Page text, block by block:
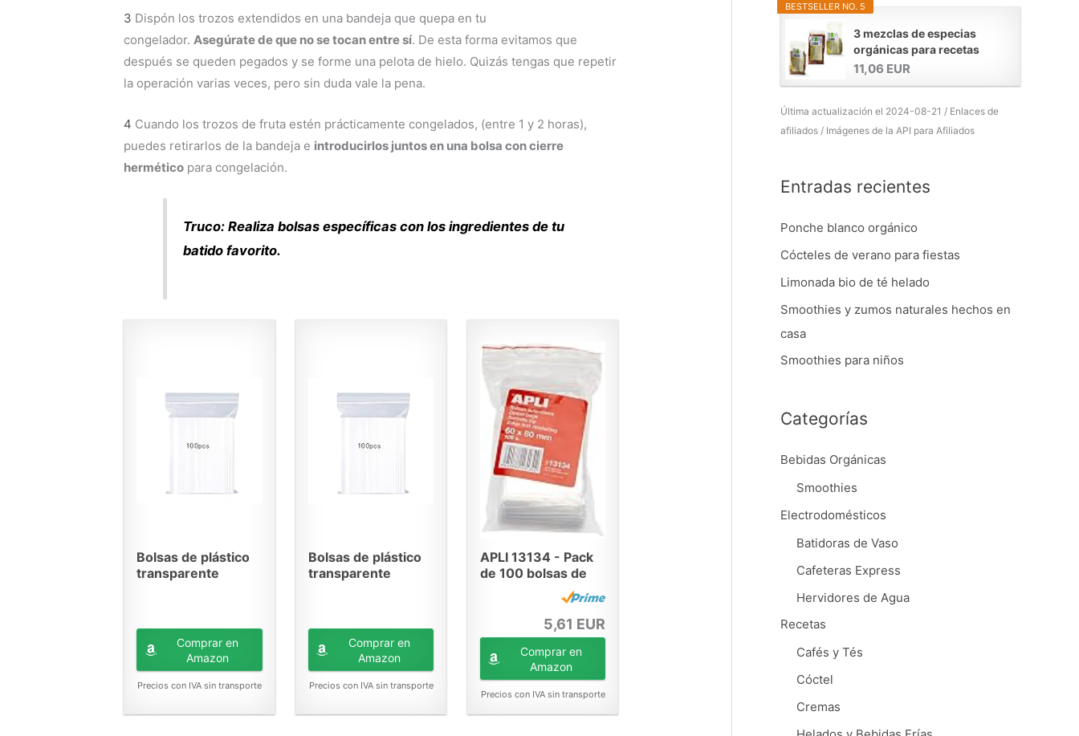
3 Dispón los trozos extendidos en una bandeja que quepa en tu
congelador. Asegúrate de que no se tocan entre sí. De esta forma evitamos que
después se queden pegados y se forme una pelota de hielo. Quizás tengas que repetir
la operación varias veces, pero sin duda vale la pena.
4 Cuando los trozos de fruta estén prácticamente congelados, (entre 1 y 2 horas),
puedes retirarlos de la bandeja e introducirlos juntos en una bolsa con cierre
herméticopara congelación.
Truco: Realiza bolsas específicas con los ingredientes de tu
batido favorito.
Bolsas de plástico
transparente
Comprar en
Amazon
Precios con IVA sin transporte
Bolsas de plástico
transparente
Comprar en
Amazon
Precios con IVA sin transporte
APLI 13134 - Pack
de 100 bolsas de
5,61 EUR
Comprar en
Amazon
Precios con IVA sin transporte
BESTSELLER NO. 5
3 mezclas de especias
orgánicas para recetas
11,06 EUR
Última actualización el 2024-08-21 / Enlaces de
afiliados / Imágenes de la API para Afiliados
Entradas recientes
Ponche blanco orgánico
Cócteles de verano para fiestas
Limonada bio de té helado
Smoothies y zumos naturales hechos en
casa
Smoothies para niños
Categorías
Bebidas Orgánicas
Smoothies
Electrodomésticos
Batidoras de Vaso
Cafeteras Express
Hervidores de Agua
Recetas
Cafés y Tés
Cóctel
Cremas